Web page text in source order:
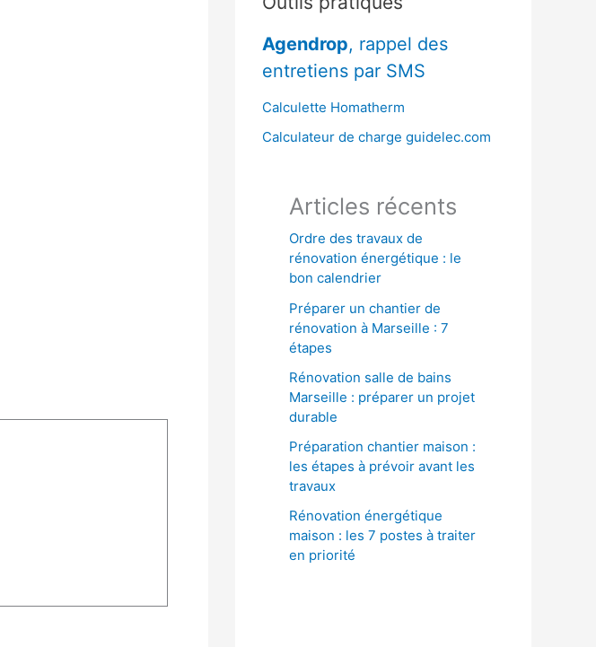
c
h
e
r
Agendrop, rappel des
entretiens par SMS
Calculette Homatherm
Calculateur de charge guidelec.com
Articles récents
Ordre des travaux de
rénovation énergétique : le
bon calendrier
Préparer un chantier de
rénovation à Marseille : 7
étapes
Rénovation salle de bains
Marseille : préparer un projet
durable
Préparation chantier maison :
les étapes à prévoir avant les
travaux
Rénovation énergétique
maison : les 7 postes à traiter
en priorité